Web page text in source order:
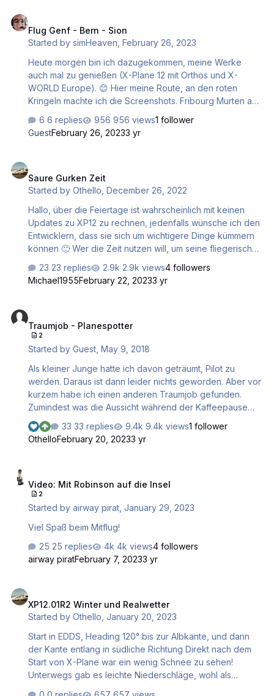
Flug Genf - Bern - Sion
Started bysimHeaven ,February 26, 2023
Heute morgen bin ich dazugekommen, meine Werke
auch mal zu genießen (X-Plane 12 mit Orthos und X-
WORLD Europe). 😊 Hier meine Route, an den roten
Kringeln machte ich die Screenshots. Fribourg Murten am
Thunersee Interlaken (mit Eiger, Mönch, Jungfrau)
Kandersteg Daubensee Leukerbad (unten im Tal) mit
6 replies 956 views1 follower
GuestFebruary 26, 20233 yr
Saure Gurken Zeit
Started byOthello ,December 26, 2022
Hallo, über die Feiertage ist wahrscheinlich mit keinen
Updates zu XP12 zu rechnen, jedenfalls wünsche ich den
Entwicklern, dass sie sich um wichtigere Dinge kümmern
können 🙂 Wer die Zeit nutzen will, um seine fliegerischen
Holdings zu widmen? Holdings fliegen sind
unverhandelbarer Bestandteil dessen, was ein IFR Pilot zu
eine Herausforderung dar, die ich nicht ansatzweise
beherrsche. Beherrschen meint, alle Kurse händisch
setzen, und das richtige Abfliegen …
23 replies 2.9k views4 followers
Michael1955February 22, 20233 yr
Traumjob - Planespotter
2
Started byGuest ,May 9, 2018
Als kleiner Junge hatte ich davon geträumt, Pilot zu
werden. Daraus ist dann leider nichts geworden. Aber vor
kurzem habe ich einen anderen Traumjob gefunden.
Zumindest was die Aussicht während der Kaffeepause
von der Dachterrasse unseres Bürogebäudes betrifft.
33 replies 9.4k views1 follower
OthelloFebruary 20, 20233 yr
Video: Mit Robinson auf die Insel
2
Started byairway pirat ,January 29, 2023
Viel Spaß beim Mitflug!
25 replies
4k views4 followers
airway piratFebruary 7, 20233 yr
XP12.01R2 Winter und Realwetter
Started byOthello ,January 20, 2023
Start in EDDS, Heading 120° bis zur Albkante, und dann
der Kante entlang in südliche Richtung Direkt nach dem
Start von X-Plane war ein wenig Schnee zu sehen!
Unterwegs gab es leichte Niederschläge, wohl als